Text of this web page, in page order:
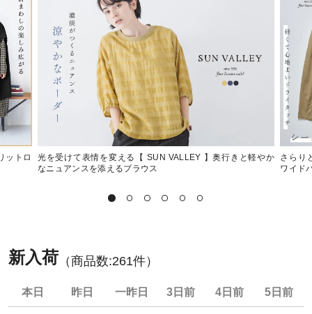
ットロ
光を受けて表情を変える【 SUN VALLEY 】奥行きと軽やか
なニュアンスを添えるブラウス
さらり
ワイド
新入荷 （商品数:261件）
本日 昨日 一昨日 3日前 4日前 5日前